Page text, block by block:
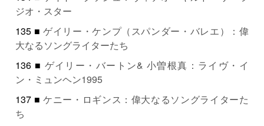
ジオ・スター
135 ■ゲイリー・ケンプ（スパンダー・バレエ）：偉
大なるソングライターたち
136 ■ ゲイリー・バートン& 小曽根真：ライヴ・イ
ン・ミュンヘン1995
137 ■ケニー・ロギンス：偉大なるソングライターた
ち